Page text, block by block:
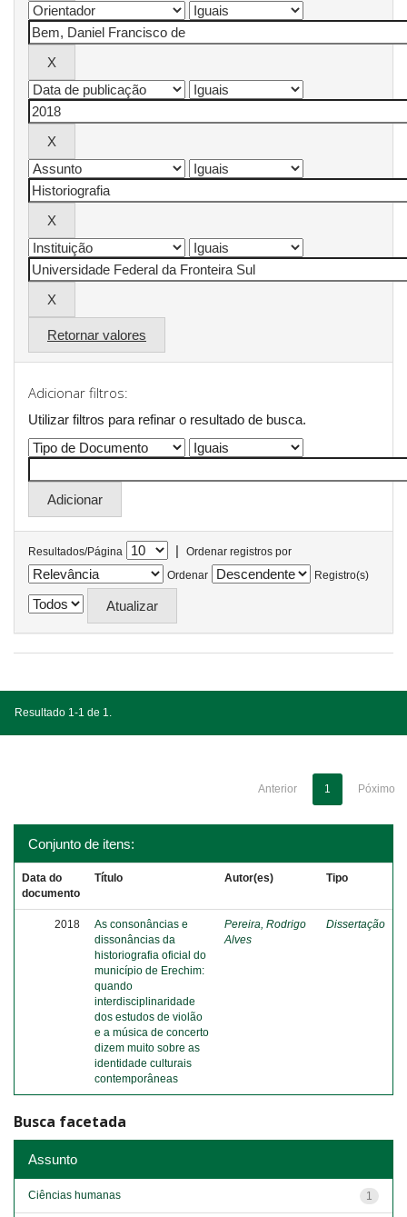
Retornar valores
Adicionar filtros:
Utilizar filtros para refinar o resultado de busca.
Resultados/Página |
Ordenar registros por
Ordenar
Registro(s)
Resultado 1-1 de 1.
Anterior 1 Póximo
Conjunto de itens:
Data do
documento
Título Autor(es) Tipo
2018
As consonâncias e
dissonâncias da
historiografia oficial do
município de Erechim:
quando
interdisciplinaridade
dos estudos de violão
e a música de concerto
dizem muito sobre as
identidade culturais
contemporâneas
Pereira, Rodrigo
Alves
Dissertação
Busca facetada
Assunto
1
Ciências humanas